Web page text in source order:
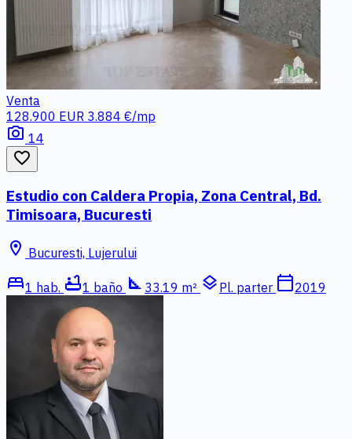
Venta
128.900 EUR 3.884 €/mp
photo_camera 14
favorite_border
Estudio con Caldera Propia, Zona Central, Bd.
Timisoara, Bucuresti
location_on Bucuresti, Lujerului
bed1 hab. bathtub1 baño square_foot 33.19 m² layers Pl. parter calendar_today2019